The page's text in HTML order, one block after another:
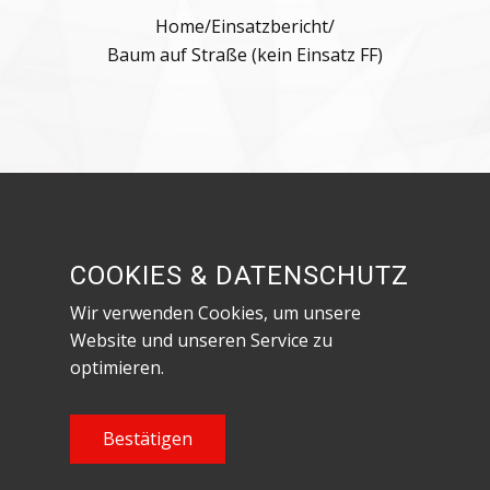
Home/Einsatzbericht/
Baum auf Straße (kein Einsatz FF)
der Pegnitz, 2023
Datenschutzerklärung & Impressum
COOKIES & DATENSCHUTZ
Wir verwenden Cookies, um unsere
Website und unseren Service zu
optimieren.
Bestätigen